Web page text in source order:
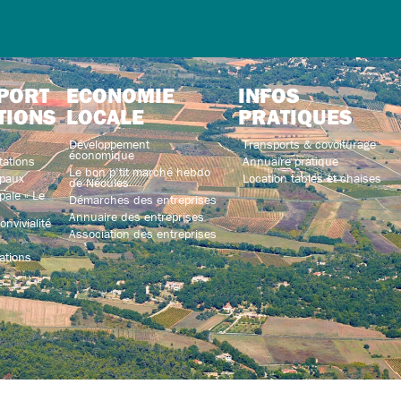
« Le
ECONOMIE
LOCALE
Développement
économique
Le bon p’tit marché hebdo
de Néoules
Démarches des entreprises
Annuaire des entreprises
Association des entreprises
INFOS
PRATIQUES
Transports & covoiturage
Annuaire pratique
Location tables et chaises